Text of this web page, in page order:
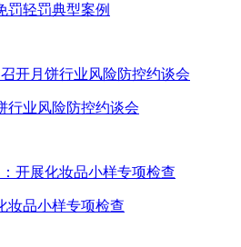
罚轻罚典型案例
行业风险防控约谈会
妆品小样专项检查